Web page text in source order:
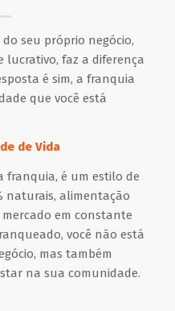
seu próprio negócio,
lucrativo, faz a diferença
é sim, a franquia
que você está
de Vida
franquia, é um estilo de
naturais, alimentação
em constante
você não está
mas também
na sua comunidade.